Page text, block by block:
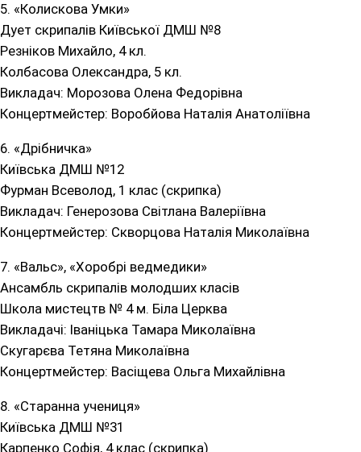
5. «Колискова Умки»
Дует скрипалів Київської ДМШ №8
Резніков Михайло, 4 кл.
Колбасова Олександра, 5 кл.
Викладач: Морозова Олена Федорівна
Концертмейстер: Воробйова Наталія Анатоліївна
6. «Дрібничка»
Київська ДМШ №12
Фурман Всеволод, 1 клас (скрипка)
Викладач: Генерозова Світлана Валеріївна
Концертмейстер: Скворцова Наталія Миколаївна
7. «Вальс», «Хоробрі ведмедики»
Ансамбль скрипалів молодших класів
Школа мистецтв № 4 м. Біла Церква
Викладачі: Іваніцька Тамара Миколаївна
Скугарєва Тетяна Миколаївна
Концертмейстер: Васіщева Ольга Михайлівна
8. «Старанна учениця»
Київська ДМШ №31
Карпенко Софія, 4 клас (скрипка)